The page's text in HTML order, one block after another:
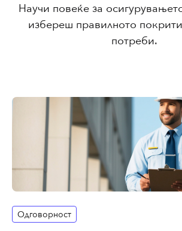
Научи повеќе за
избереш правилното
потреби.
Одговорност